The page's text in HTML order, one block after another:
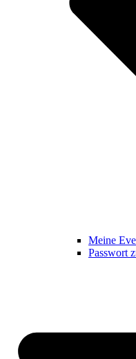
Meine
Passwort